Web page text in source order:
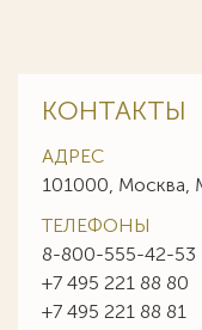
КОНТАКТЫ
АДРЕС
101000, Москва,
ТЕЛЕФОНЫ
8-800-555-42-53
+7 495 221 88 80
+7 495 221 88 81